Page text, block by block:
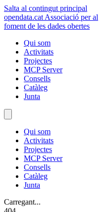
Salta al contingut principal
opendata.cat Associació per al
foment de les dades obertes
Qui som
Activitats
Projectes
MCP Server
Consells
Catàleg
Junta
Qui som
Activitats
Projectes
MCP Server
Consells
Catàleg
Junta
Carregant...